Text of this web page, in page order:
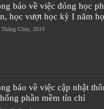
báo về việc đóng học
học vượt học kỳ I năm
Tháng Chín, 2019
báo về việc cập nhật
phần mềm tín chỉ